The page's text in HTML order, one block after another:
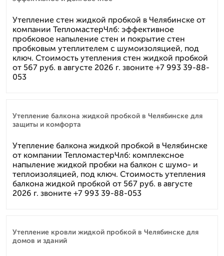
Утепление стен жидкой пробкой в Челябинске от
компании ТепломастерЧлб: эффективное
пробковое напыление стен и покрытие стен
пробковым утеплителем с шумоизоляцией, под
ключ. Стоимость утепления стен жидкой пробкой
от 567 руб. в августе 2026 г. звоните +7 993 39-88-
053
Утепление балкона жидкой пробкой в Челябинске для
защиты и комфорта
Утепление балкона жидкой пробкой в Челябинске
от компании ТепломастерЧлб: комплексное
напыление жидкой пробки на балкон с шумо- и
теплоизоляцией, под ключ. Стоимость утепления
балкона жидкой пробкой от 567 руб. в августе
2026 г. звоните +7 993 39-88-053
Утепление кровли жидкой пробкой в Челябинске для
домов и зданий